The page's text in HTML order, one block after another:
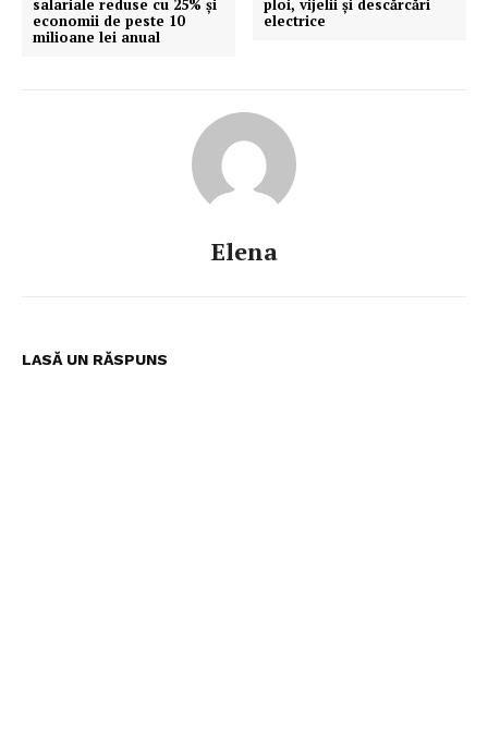
salariale reduse cu 25% și
economii de peste 10
milioane lei anual
ploi, vijelii și descărcări
electrice
Elena
LASĂ UN RĂSPUNS